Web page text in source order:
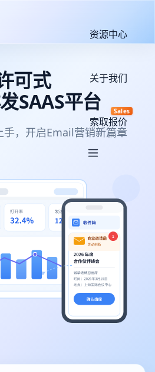
资源中心
关于我们
索取报价
Sales
可式
SAAS平台
手，开启Email营销新篇章